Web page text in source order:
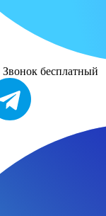
Звонок бесплатный